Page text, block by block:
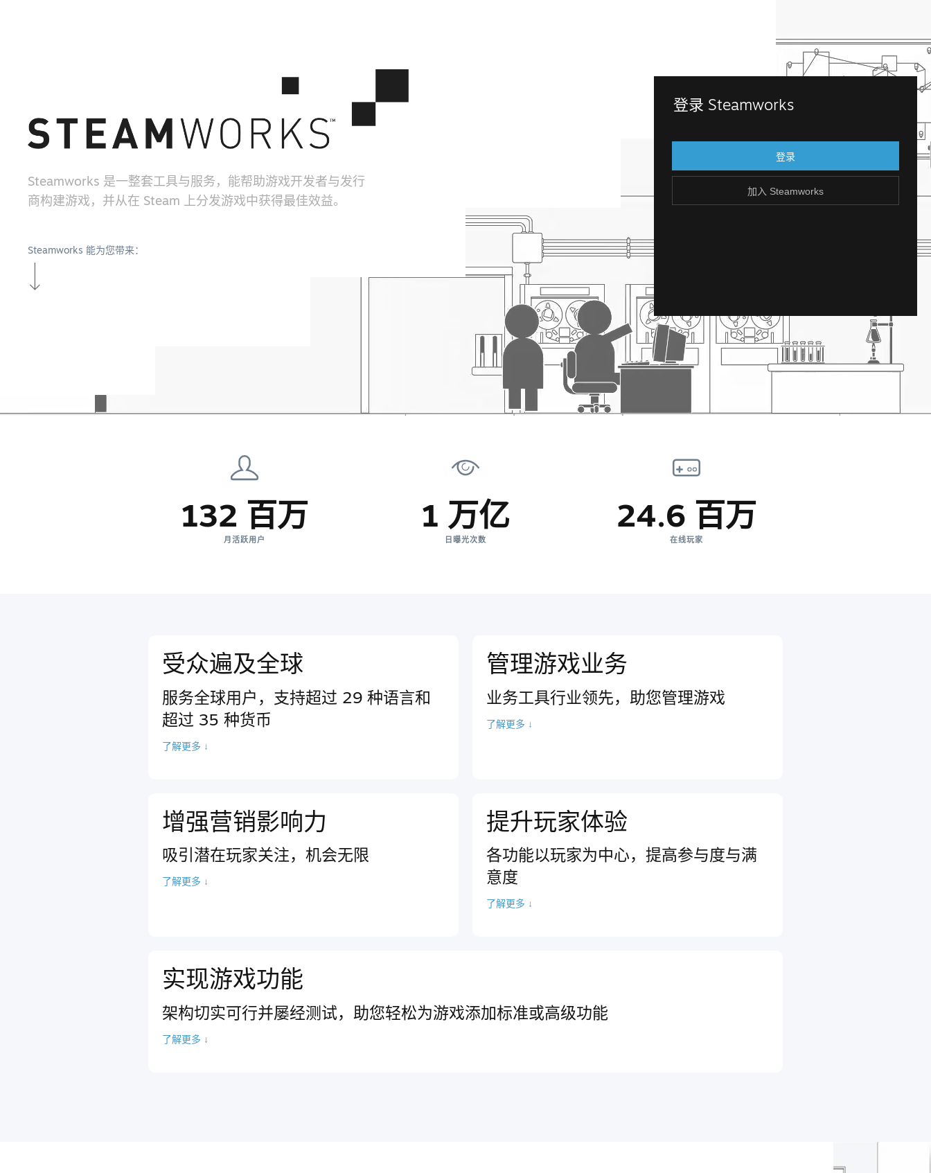
Steamworks 是一整套工具与服务，能帮助游戏开发者与发行
商构建游戏，并从在 Steam 上分发游戏中获得最佳效益。
Steamworks 能为您带来：
登录 Steamworks
登录
加入 Steamworks
加入 Steamworks
还没有 Steam 帐户？创建一个，轻松免费！
创建 Steam 帐户
132 百万
月活跃用户
1 万亿
日曝光次数
24.6 百万
在线玩家
受众遍及全球
服务全球用户，支持超过 29 种语言和
超过 35 种货币
了解更多 ↓
管理游戏业务
业务工具行业领先，助您管理游戏
了解更多 ↓
增强营销影响力
吸引潜在玩家关注，机会无限
了解更多 ↓
提升玩家体验
各功能以玩家为中心，提高参与度与满
意度
了解更多 ↓
实现游戏功能
架构切实可行并屡经测试，助您轻松为游戏添加标准或高级功能
了解更多 ↓